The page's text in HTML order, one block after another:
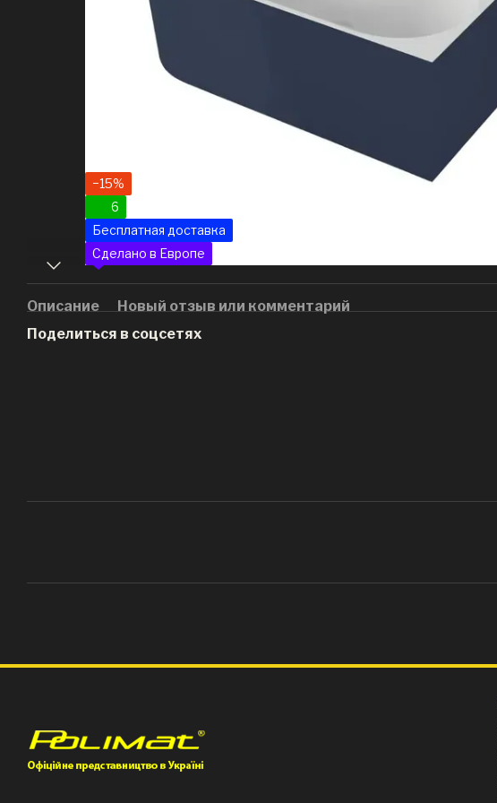
−15%
6
Бесплатная доставка
Сделано в Европе
Описание
Новый отзыв или комментарий
Поделиться в соцсетях